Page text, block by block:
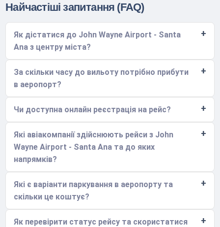
Найчастіші запитання (FAQ)
Як дістатися до John Wayne Airport - Santa
Ana з центру міста?
За скільки часу до вильоту потрібно прибути
в аеропорт?
Чи доступна онлайн реєстрація на рейс?
Які авіакомпанії здійснюють рейси з John
Wayne Airport - Santa Ana та до яких
напрямків?
Які є варіанти паркування в аеропорту та
скільки це коштує?
Як перевірити статус рейсу та скористатися